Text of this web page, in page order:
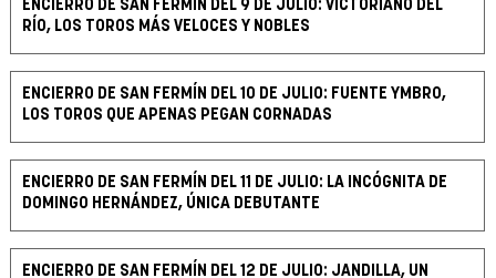
ENCIERRO DE SAN FERMÍN DEL 9 DE JULIO: VICTORIANO DEL
RÍO, LOS TOROS MÁS VELOCES Y NOBLES
ENCIERRO DE SAN FERMÍN DEL 10 DE JULIO: FUENTE YMBRO,
LOS TOROS QUE APENAS PEGAN CORNADAS
ENCIERRO DE SAN FERMÍN DEL 11 DE JULIO: LA INCÓGNITA DE
DOMINGO HERNÁNDEZ, ÚNICA DEBUTANTE
ENCIERRO DE SAN FERMÍN DEL 12 DE JULIO: JANDILLA, UN